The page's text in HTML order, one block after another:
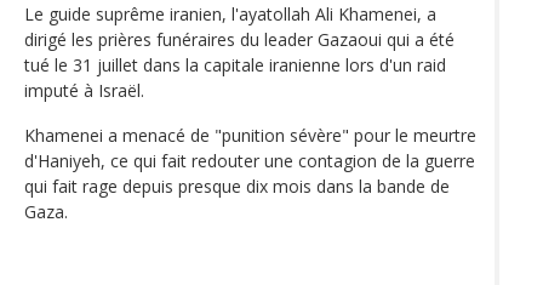
Le guide suprême iranien, l'ayatollah Ali Khamenei, a
dirigé les prières funéraires du leader Gazaoui qui a été
tué le 31 juillet dans la capitale iranienne lors d'un raid
imputé à Israël.
Khamenei a menacé de "punition sévère" pour le meurtre
d'Haniyeh, ce qui fait redouter une contagion de la guerre
qui fait rage depuis presque dix mois dans la bande de
Gaza.